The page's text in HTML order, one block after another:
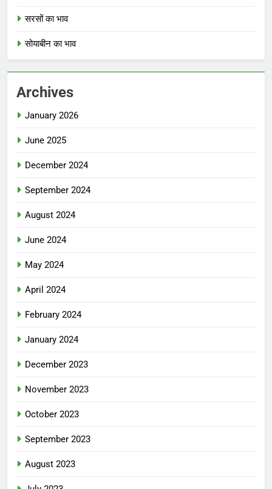
सरसों का भाव
सोयाबीन का भाव
Archives
January 2026
June 2025
December 2024
September 2024
August 2024
June 2024
May 2024
April 2024
February 2024
January 2024
December 2023
November 2023
October 2023
September 2023
August 2023